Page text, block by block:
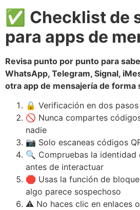
✅ Checklist de
para apps de
Revisa punto por punto para
WhatsApp, Telegram, Signal,
otra app de mensajería de forma
🔒 Verificación en dos
🚫 Nunca compartes
nadie
📷 Solo escaneas códigos
🔍 Compruebas la
antes de interactuar
🛑 Usas la función de
algo parece sospechoso
⚠️ No haces clic en enlaces